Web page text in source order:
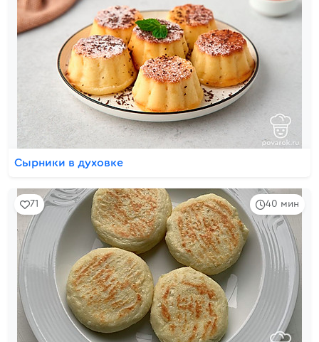
Сырники в духовке
40 мин
71